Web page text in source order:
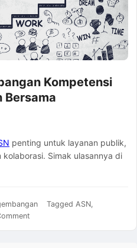
Kompetensi
Bersama
penting untuk layanan publik,
Simak ulasannya di
Tagged ASN,